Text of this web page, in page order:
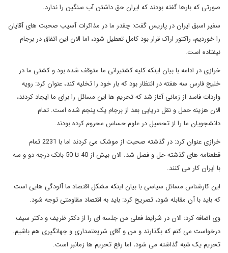
صورتی که بارها گفته بودند که ایران حق داشتن آب سنگین را ندارد.
سفیر اسبق ایران در پاریس گفت: چقدر ما در مذاکرات آسیب صحبت های آقایان
را خوردیم، راکتور اراک قرار بود کامل تعطیل شود، اما الان این اتفاق در برجام
نیفتاده است.
خرازی در ادامه با بیان اینکه کلیه کشتیرانی ما متوقف شده بود و کشتی ما در
خلیج فارس سه هفته در انتظار بود که بار خود را تخلیه کند، عنوان کرد: رویه
واردات فاسد از زمانی آغاز شد که تحریم ها این مسائل را برای ما ایجاد کردند،
الان هزینه حمل و نقل دریایی بعد از برجام یک پنجم شده است. تمام
دانشجویان ما را از تحصیل در علوم حساس محروم کرده بودند.
خرازی عنوان کرد: در گذشته صحبت از موشک می کردند اما با 2231 تمام
قطعنامه های گذشته حل و فصل شد. الان بیش از 40 تا 50 بانک درجه دو و سه
با ایران کار می کنند.
این کارشناس مسائل سیاسی با بیان اینکه مشکل اقتصاد ما آلودگی هایی است
که باید با آن مقابله شود، تصریح کرد: باید به اقتصاد مقاومتی توجه شود.
وی اضافه کرد: الان در شرایط فعلی من جلسه ای را از دکتر ظریف و دکتر سیف
درخواست می کنم که بگذارند و من و آقای شریعتمداری و جهانگیری هم باشیم.
تحریم یک شبه گذاشته می شود، اما رفع تحریم ها زمانبر است.